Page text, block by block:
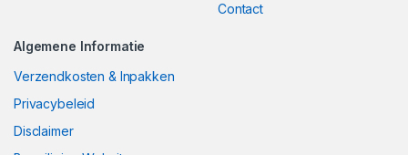
Contact
Algemene Informatie
Verzendkosten & Inpakken
Privacybeleid
Disclaimer